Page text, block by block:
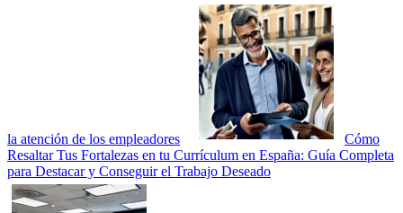
la atención de los empleadores
Cómo
Resaltar Tus Fortalezas en tu Currículum en España: Guía Completa
para Destacar y Conseguir el Trabajo Deseado